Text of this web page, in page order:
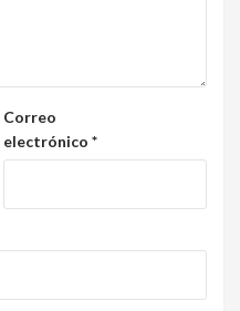
Correo
electrónico *